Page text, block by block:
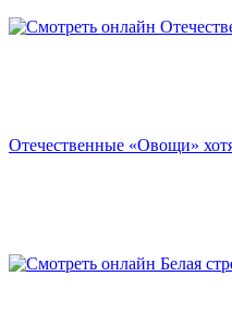
Отечественные «Овощи»